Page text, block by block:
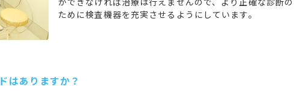
ために検査機器を充実させるようにしています。
はありますか？